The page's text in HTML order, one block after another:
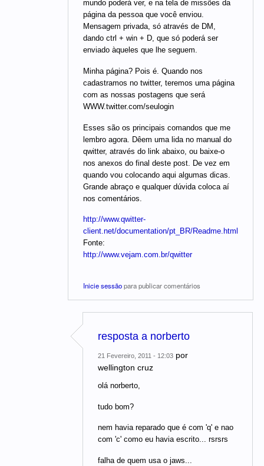
mundo poderá ver, e na tela de missões da
página da pessoa que você enviou.
Mensagem privada, só através de DM,
dando ctrl + win + D, que só poderá ser
enviado àqueles que lhe seguem.
Minha página? Pois é. Quando nos
cadastramos no twitter, teremos uma página
com as nossas postagens que será
WWW.twitter.com/seulogin
Esses são os principais comandos que me
lembro agora. Dêem uma lida no manual do
qwitter, através do link abaixo, ou baixe-o
nos anexos do final deste post. De vez em
quando vou colocando aqui algumas dicas.
Grande abraço e qualquer dúvida coloca aí
nos comentários.
http://www.qwitter-
client.net/documentation/pt_BR/Readme.html
Fonte:
http://www.vejam.com.br/qwitter
Inicie sessãopara publicar comentários
resposta a norberto
21 Fevereiro, 2011 - 12:03 por
wellington cruz
olá norberto,
tudo bom?
nem havia reparado que é com 'q' e nao
com 'c' como eu havia escrito... rsrsrs
falha de quem usa o jaws...